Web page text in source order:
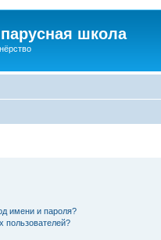
школа
имени и пароля?
пользователей?